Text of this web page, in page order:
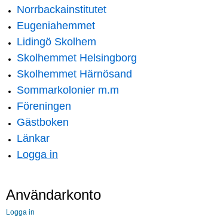
Norrbackainstitutet
Eugeniahemmet
Lidingö Skolhem
Skolhemmet Helsingborg
Skolhemmet Härnösand
Sommarkolonier m.m
Föreningen
Gästboken
Länkar
Logga in
Användarkonto
Logga in